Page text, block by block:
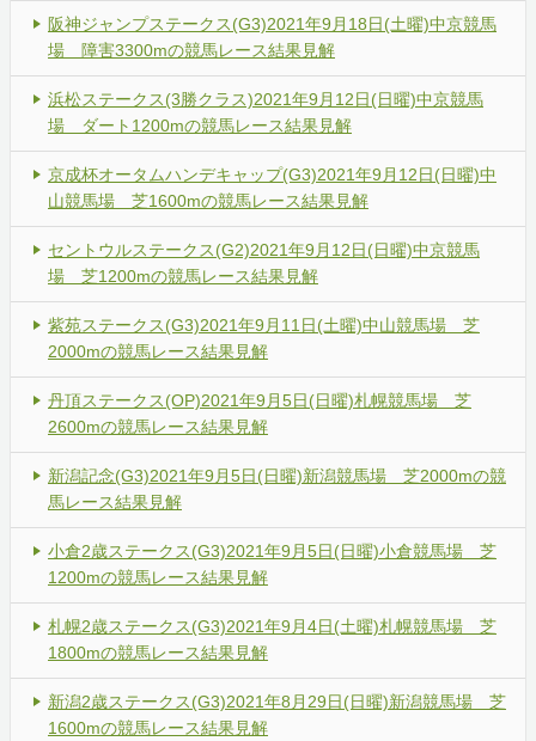
阪神ジャンプステークス(G3)2021年9月18日(土曜)中京競馬
場 障害3300mの競馬レース結果見解
浜松ステークス(3勝クラス)2021年9月12日(日曜)中京競馬
場 ダート1200mの競馬レース結果見解
京成杯オータムハンデキャップ(G3)2021年9月12日(日曜)中
山競馬場 芝1600mの競馬レース結果見解
セントウルステークス(G2)2021年9月12日(日曜)中京競馬
場 芝1200mの競馬レース結果見解
紫苑ステークス(G3)2021年9月11日(土曜)中山競馬場 芝
2000mの競馬レース結果見解
丹頂ステークス(OP)2021年9月5日(日曜)札幌競馬場 芝
2600mの競馬レース結果見解
新潟記念(G3)2021年9月5日(日曜)新潟競馬場 芝2000mの競
馬レース結果見解
小倉2歳ステークス(G3)2021年9月5日(日曜)小倉競馬場 芝
1200mの競馬レース結果見解
札幌2歳ステークス(G3)2021年9月4日(土曜)札幌競馬場 芝
1800mの競馬レース結果見解
新潟2歳ステークス(G3)2021年8月29日(日曜)新潟競馬場 芝
1600mの競馬レース結果見解